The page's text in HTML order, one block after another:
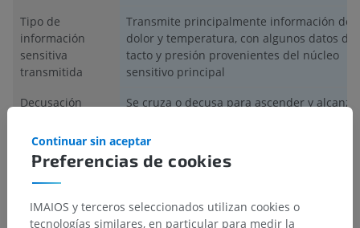
Tipo de
información
sensitiva
transmitida
Transmite principalmente información de
dolor y temperatura, con algunos datos de
tacto y presión provenientes del núcleo
sensitivo principal
Decusación
Se cruza o decusa para ascender y
contralateral del tálamo
Preferencias de cookies
Continuar sin aceptar
IMAIOS y terceros seleccionados utilizan cookies o
tecnologías similares, en particular para medir la